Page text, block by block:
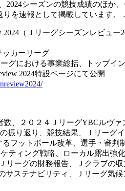
、2024シーズンの競技成績のほ
を速報として掲載しています
（Ｊリーグシーズンレビュー
ッカーリーグ
グにおける事業総括、トップイ
2024特設ページにて公開
数、２０２４ＪリーグYBCルヴ
の振り返り、競技結果、Ｊリーグ
るフットボール改革、選手・審判
ティング戦略、ローカル露出強
リーグの財務報告、Ｊクラブの
ステナビリティ、Ｊリーグ気候